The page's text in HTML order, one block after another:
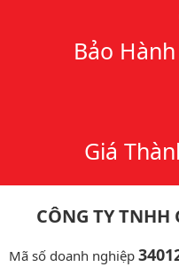
Bảo
Giá
CÔNG TY TNHH
Mã số doanh nghiệp